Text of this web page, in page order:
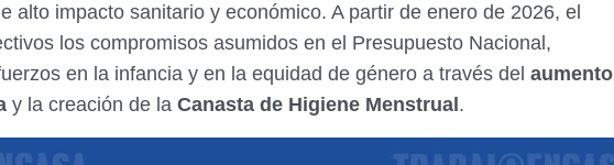
alto impacto sanitario y económico. A partir de enero de 2026, el
los compromisos asumidos en el Presupuesto Nacional,
en la infancia y en la equidad de género a través del aumento
y la creación de la Canasta de Higiene Menstrual .